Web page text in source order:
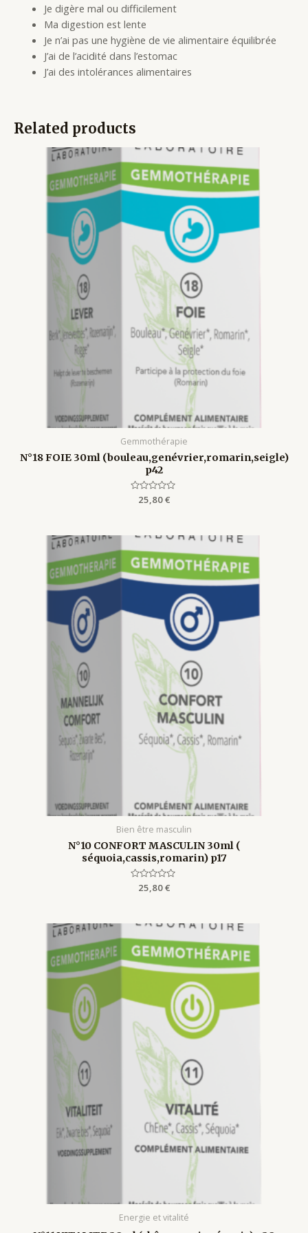
Je digère mal ou difficilement
Ma digestion est lente
Je n’ai pas une hygiène de vie alimentaire équilibrée
J’ai de l’acidité dans l’estomac
J’ai des intolérances alimentaires
Related products
Gemmothérapie
N°18 FOIE 30ml (bouleau,genévrier,romarin,seigle)
p42
Rated
25,80€
Bien être masculin
N°10 CONFORT MASCULIN 30ml (
séquoia,cassis,romarin) p17
Rated
25,80€
Energie et vitalité